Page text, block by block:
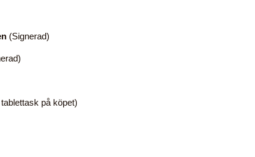
(Signerad)
på köpet)